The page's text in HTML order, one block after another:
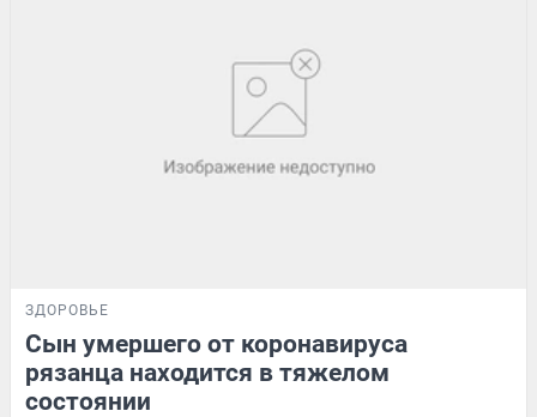
ЗДОРОВЬЕ
Сын умершего от коронавируса
рязанца находится в тяжелом
состоянии